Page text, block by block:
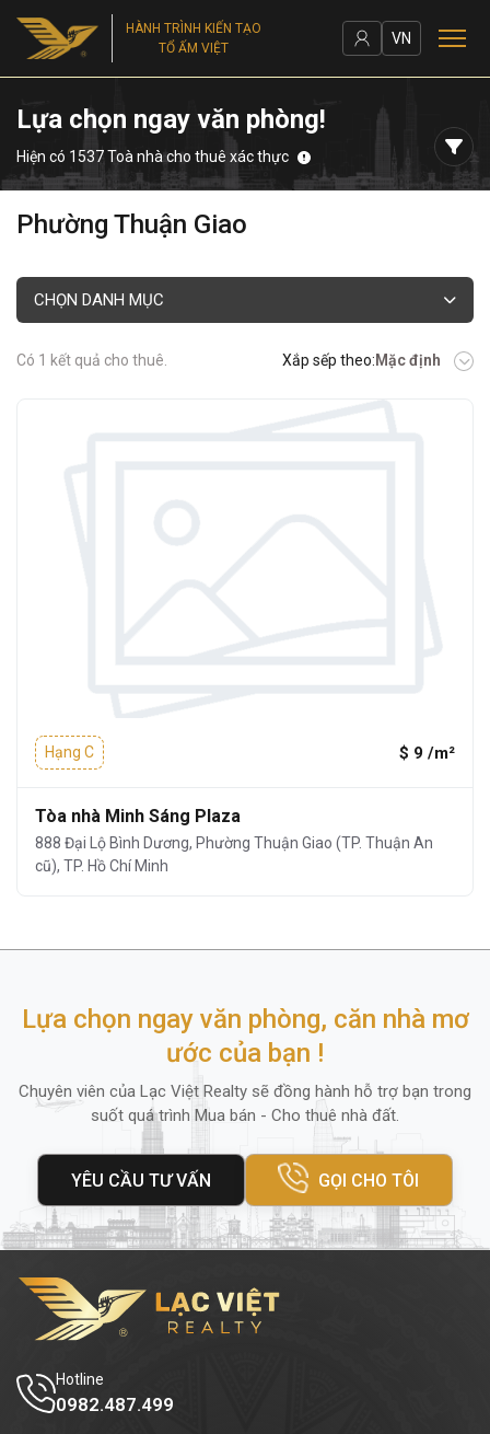
HÀNH TRÌNH KIẾN TẠO
TỔ ẤM VIỆT
VN
Lựa chọn ngay văn phòng!
Hiện có 1537 Toà nhà cho thuê xác thực
Phường Thuận Giao
CHỌN DANH MỤC
Có 1 kết quả cho thuê. Xắp sếp theo:Mặc định
Hạng C $ 9 /m²
Tòa nhà Minh Sáng Plaza
888 Đại Lộ Bình Dương, Phường Thuận Giao (TP. Thuận An
cũ), TP. Hồ Chí Minh
Lựa chọn ngay văn phòng, căn nhà mơ
ước của bạn !
Chuyên viên của Lạc Việt Realty sẽ đồng hành hỗ trợ bạn trong
suốt quá trình Mua bán - Cho thuê nhà đất.
YÊU CẦU TƯ VẤN GỌI CHO TÔI
Hotline
0982.487.499